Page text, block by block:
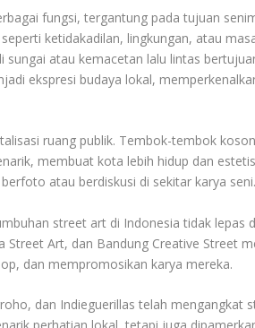
fungsi, tergantung pada tujuan
ketidakadilan, lingkungan, atau
atau kemacetan lalu lintas
ekspresi budaya lokal,
ruang publik. Tembok-tembok
membuat kota lebih hidup dan
atau berdiskusi di sekitar karya seni.
street art di Indonesia tidak lepas
Art, dan Bandung Creative Street
dan mempromosikan karya mereka.
dan Indieguerillas telah mengangkat